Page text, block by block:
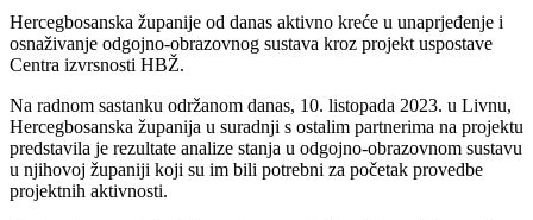
Hercegbosanska županije od danas aktivno kreće u unaprjeđenje i
osnaživanje odgojno-obrazovnog sustava kroz projekt uspostave
Centra izvrsnosti HBŽ.
Na radnom sastanku održanom danas, 10. listopada 2023. u Livnu,
Hercegbosanska županija u suradnji s ostalim partnerima na projektu
predstavila je rezultate analize stanja u odgojno-obrazovnom sustavu
u njihovoj županiji koji su im bili potrebni za početak provedbe
projektnih aktivnosti.